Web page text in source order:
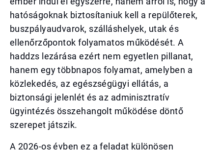
hatóságoknak biztosítaniuk kell a repülőterek,
buszpályaudvarok, szálláshelyek, utak és
ellenőrzőpontok folyamatos működését. A
haddzs lezárása ezért nem egyetlen pillanat,
hanem egy többnapos folyamat, amelyben a
közlekedés, az egészségügyi ellátás, a
biztonsági jelenlét és az adminisztratív
ügyintézés összehangolt működése döntő
szerepet játszik.
A 2026-os évben ez a feladat különösen